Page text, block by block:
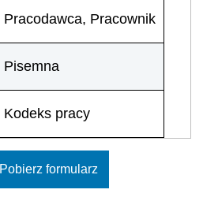
Pracodawca, Pracownik
Pisemna
Kodeks pracy
Pobierz formularz